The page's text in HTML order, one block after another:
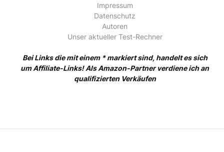
Impressum
Datenschutz
Autoren
Unser aktueller Test-Rechner
Bei Links die mit einem * markiert sind, handelt es sich
um Affiliate-Links! Als Amazon-Partner verdiene ich an
qualifizierten Verkäufen